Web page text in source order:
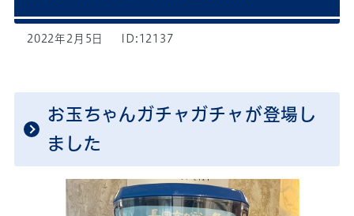
2022年2月5日 ID:12137
お玉ちゃんガチャガチャが登場し
ました